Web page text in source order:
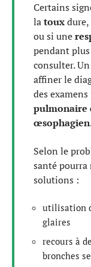
Certains
latoux
ou si une
pendant
consulter. Un
affiner le
des
pulmonaire
œsophagien
Selon le
santé pourra
solutions :
utilisation
glaires
recours à
bronches